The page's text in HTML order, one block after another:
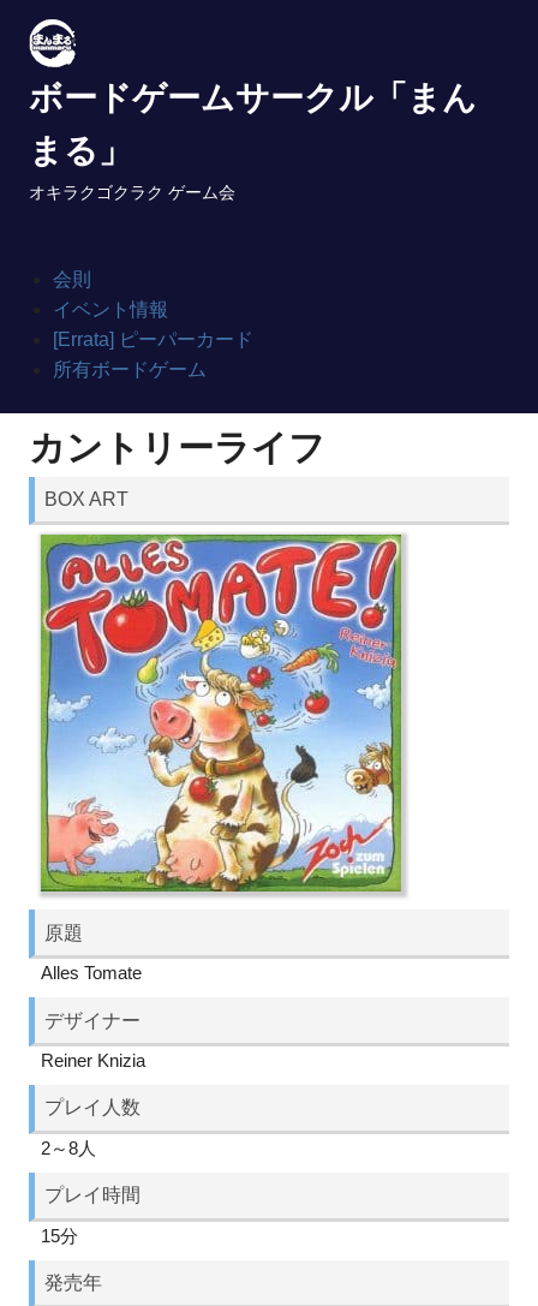
content
ボードゲームサークル「まん
まる」
オキラクゴクラク ゲーム会
会則
イベント情報
[Errata] ピーパーカード
所有ボードゲーム
カントリーライフ
BOX ART
原題
Alles Tomate
デザイナー
Reiner Knizia
プレイ人数
2～8人
プレイ時間
15分
発売年